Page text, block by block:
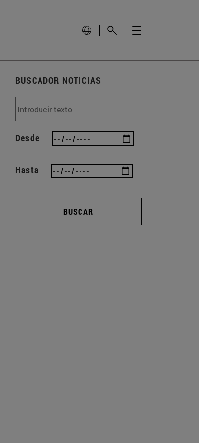
BUSCADOR NOTICIAS
Desde
Hasta
BUSCAR